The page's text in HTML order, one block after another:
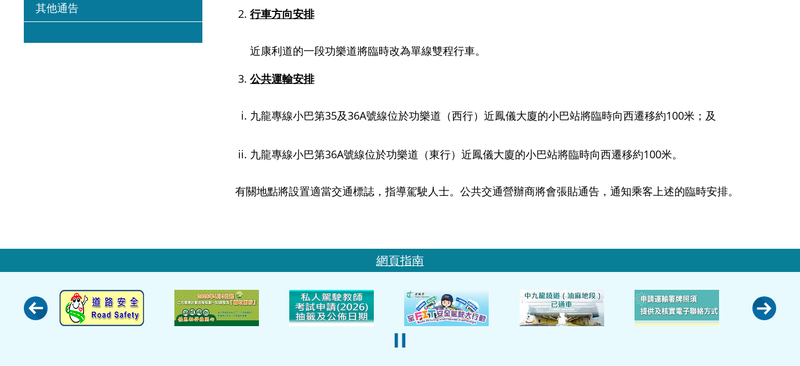
其他通告
行車方向安排
近康利道的一段功樂道將臨時改為單線雙程行車。
公共運輸安排
九龍專線小巴第35及36A號線位於功樂道（西行）近鳳儀大廈的小巴站將臨時向西遷移約100米；及
九龍專線小巴第36A號線位於功樂道（東行）近鳳儀大廈的小巴站將臨時向西遷移約100米。
有關地點將設置適當交通標誌，指導駕駛人士。公共交通營辦商將會張貼通告，通知乘客上述的臨時安排。
網頁指南